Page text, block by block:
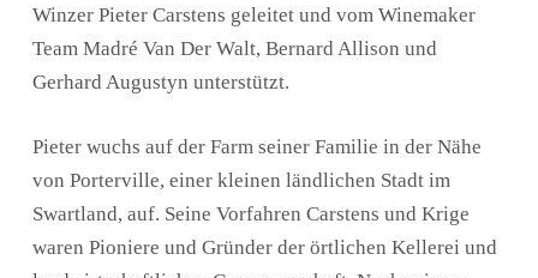
Winzer Pieter Carstens geleitet und vom Winemaker
Team Madré Van Der Walt, Bernard Allison und
Gerhard Augustyn unterstützt.
Pieter wuchs auf der Farm seiner Familie in der Nähe
von Porterville, einer kleinen ländlichen Stadt im
Swartland, auf. Seine Vorfahren Carstens und Krige
waren Pioniere und Gründer der örtlichen Kellerei und